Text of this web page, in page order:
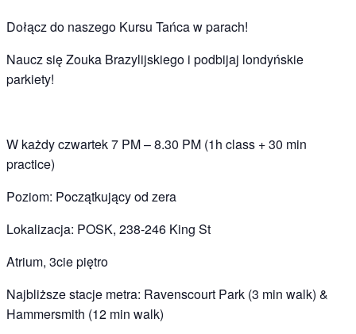
Dołącz do naszego Kursu Tańca w parach!
Naucz się Zouka Brazylijskiego i podbijaj londyńskie
parkiety!
W każdy czwartek 7 PM – 8.30 PM (1h class + 30 min
practice)
Poziom: Początkujący od zera
Lokalizacja: POSK, 238-246 King St
Atrium, 3cie piętro
Najbliższe stacje metra: Ravenscourt Park (3 min walk) &
Hammersmith (12 min walk)